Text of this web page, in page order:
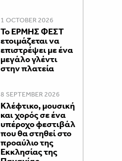
1 OCTOBER 2026
Το ΕΡΜΗΣ ΦΕΣΤ
ετοιμάζεται να
επιστρέψει με ένα
μεγάλο γλέντι
στην πλατεία
8 SEPTEMBER 2026
Κλέφτικο, μουσική
και χορός σε ένα
υπέροχο φεστιβάλ
που θα στηθεί στο
προαύλιο της
Εκκλησίας της